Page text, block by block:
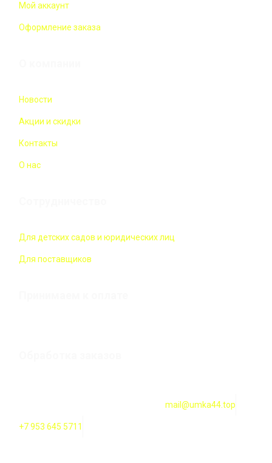
Мой аккаунт
Оформление заказа
Новости
Акции и скидки
Контакты
О нас
Для детских садов и юридических лиц
Для поставщиков
mail@umka44.top
+7 953 645 5711